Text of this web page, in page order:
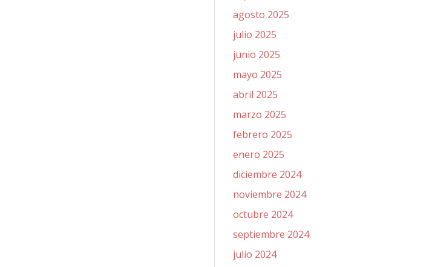
agosto 2025
julio 2025
junio 2025
mayo 2025
abril 2025
marzo 2025
febrero 2025
enero 2025
diciembre 2024
noviembre 2024
octubre 2024
septiembre 2024
julio 2024